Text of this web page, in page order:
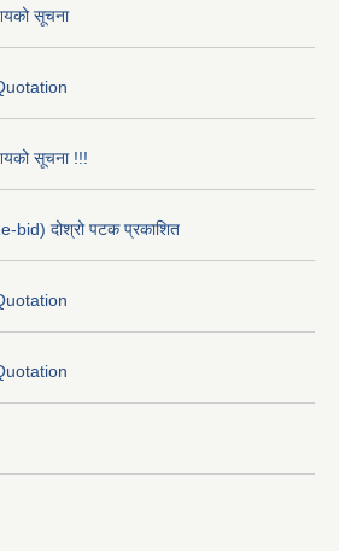
सूचना
सूचना !!!
bid) दोश्रो पटक प्रकाशित